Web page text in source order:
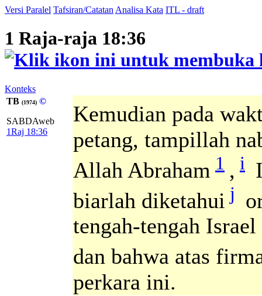
Versi Paralel Tafsiran/Catatan Analisa Kata ITL - draft
1 Raja-raja 18:36
Konteks
TB (1974) ©
SABDAweb
1Raj 18:36
Kemudian pada
petang, tampillah
Allah Abraham 1 , i
biarlah diketahui j
tengah-tengah
dan bahwa atas
perkara ini.